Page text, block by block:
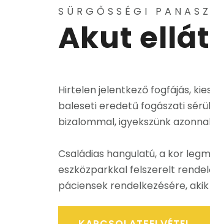
SÜRGŐSSÉGI
Akut
Hirtelen jelentkező fogfájás,
baleseti eredetű fogászati
bizalommal, igyekszünk
Családias hangulatú, a kor
eszközparkkal felszerelt
páciensek rendelkezésére, akik